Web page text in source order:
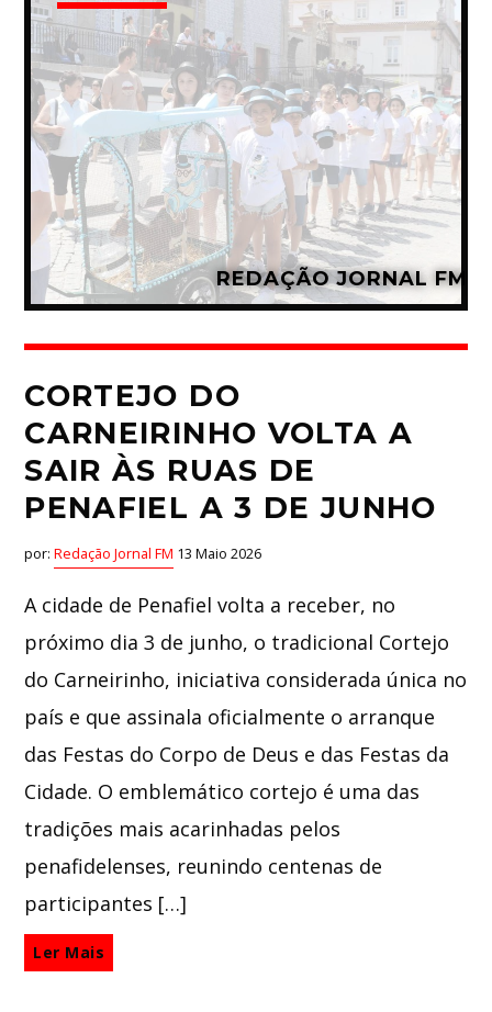
REDAÇÃO JORNAL FM
CORTEJO DO
CARNEIRINHO VOLTA A
SAIR ÀS RUAS DE
PENAFIEL A 3 DE JUNHO
por:Redação Jornal FM 13 Maio 2026
A cidade de Penafiel volta a receber, no
próximo dia 3 de junho, o tradicional Cortejo
do Carneirinho, iniciativa considerada única no
país e que assinala oficialmente o arranque
das Festas do Corpo de Deus e das Festas da
Cidade. O emblemático cortejo é uma das
tradições mais acarinhadas pelos
penafidelenses, reunindo centenas de
participantes […]
Ler Mais